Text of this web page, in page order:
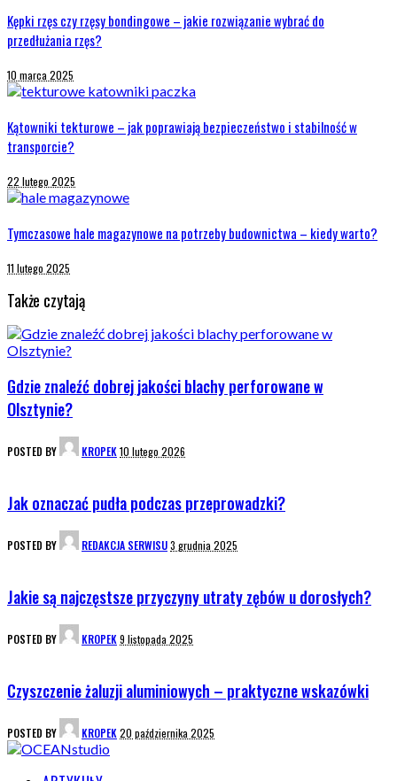
Kępki rzęs czy rzęsy bondingowe – jakie rozwiązanie wybrać do
przedłużania rzęs?
10 marca 2025
Kątowniki tekturowe – jak poprawiają bezpieczeństwo i stabilność w
transporcie?
22 lutego 2025
Tymczasowe hale magazynowe na potrzeby budownictwa – kiedy warto?
11 lutego 2025
Także czytają
Gdzie znaleźć dobrej jakości blachy perforowane w
Olsztynie?
POSTED BY KROPEK 10 lutego 2026
Jak oznaczać pudła podczas przeprowadzki?
POSTED BY REDAKCJA SERWISU3 grudnia 2025
Jakie są najczęstsze przyczyny utraty zębów u dorosłych?
POSTED BY KROPEK 9 listopada 2025
Czyszczenie żaluzji aluminiowych – praktyczne wskazówki
POSTED BY KROPEK 20 października 2025